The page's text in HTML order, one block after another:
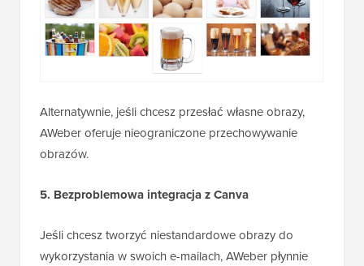
Alternatywnie, jeśli chcesz przesłać własne obrazy,
AWeber oferuje nieograniczone przechowywanie
obrazów.
5. Bezproblemowa integracja z Canva
Jeśli chcesz tworzyć niestandardowe obrazy do
wykorzystania w swoich e-mailach, AWeber płynnie